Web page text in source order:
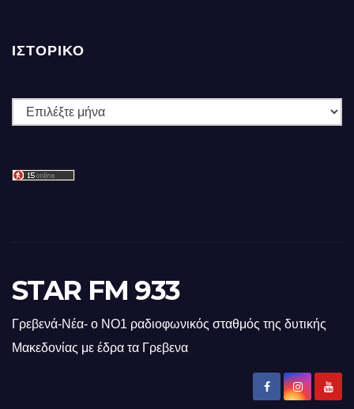
ΙΣΤΟΡΙΚΌ
Ιστορικό
STAR FM 933
Γρεβενά-Νέα- ο ΝΟ1 ραδιοφωνικός σταθμός της δυτικής
Μακεδονίας με έδρα τα Γρεβενα